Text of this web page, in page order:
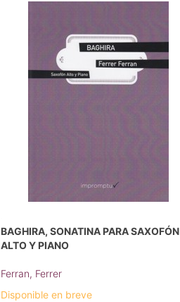
BAGHIRA, SONATINA PARA SAXOFÓN
ALTO Y PIANO
Ferran, Ferrer
Disponible en breve